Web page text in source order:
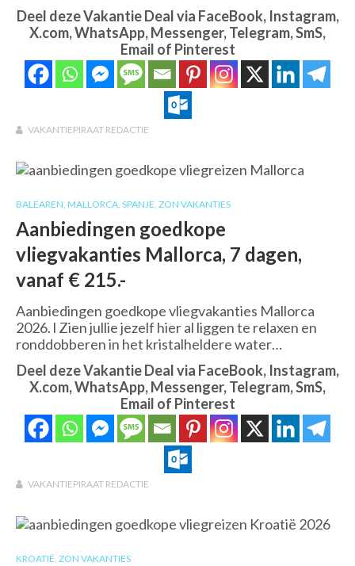
Deel deze Vakantie Deal via FaceBook, Instagram,
X.com, WhatsApp, Messenger, Telegram, SmS,
Email of Pinterest
VAKANTIEPIRAAT REDACTIE
BALEAREN, MALLORCA, SPANJE, ZON VAKANTIES
Aanbiedingen goedkope
vliegvakanties Mallorca, 7 dagen,
vanaf € 215.-
Aanbiedingen goedkope vliegvakanties Mallorca
2026. l Zien jullie jezelf hier al liggen te relaxen en
ronddobberen in het kristalheldere water…
Deel deze Vakantie Deal via FaceBook, Instagram,
X.com, WhatsApp, Messenger, Telegram, SmS,
Email of Pinterest
VAKANTIEPIRAAT REDACTIE
KROATIË, ZON VAKANTIES